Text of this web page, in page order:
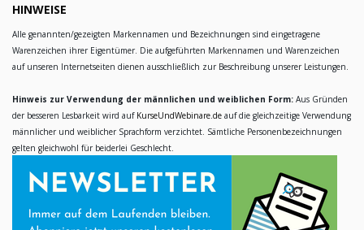
HINWEISE
Alle genannten/gezeigten Markennamen und Bezeichnungen sind eingetragene
Warenzeichen ihrer Eigentümer. Die aufgeführten Markennamen und Warenzeichen
auf unseren Internetseiten dienen ausschließlich zur Beschreibung unserer Leistungen.
Hinweis zur Verwendung der männlichen und weiblichen Form: Aus Gründen
der besseren Lesbarkeit wird auf KurseUndWebinare.de auf die gleichzeitige Verwendung
männlicher und weiblicher Sprachform verzichtet. Sämtliche Personenbezeichnungen
gelten gleichwohl für beiderlei Geschlecht.